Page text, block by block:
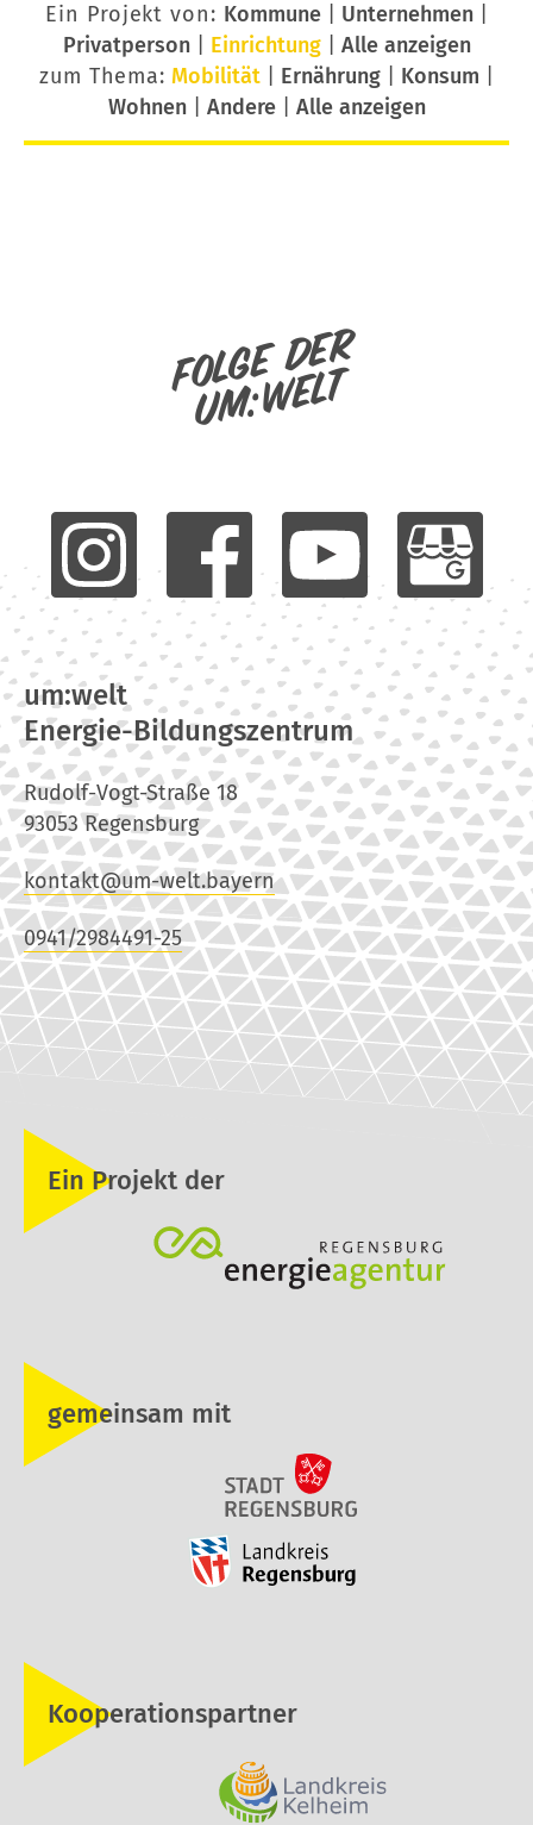
Ein Projekt von: Kommune| Unternehmen|
Privatperson| Einrichtung| Alle anzeigen
zum Thema: Mobilität Ernährung Konsum
Wohnen| Andere| Alle anzeigen
Folge der
um:welt
um:welt
Energie-Bildungszentrum
Rudolf-Vogt-Straße 18
93053 Regensburg
kontakt@um-welt.bayern
0941/2984491-25
Ein Projekt der
gemeinsam mit
Kooperationspartner